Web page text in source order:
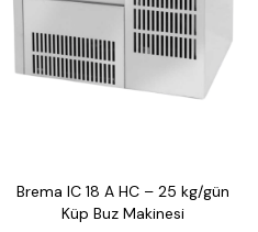
Brema IC 18 A HC – 25 kg/gün
Küp Buz Makinesi